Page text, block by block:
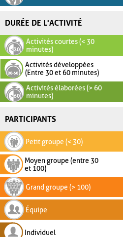
DURÉE DE L'ACTIVITÉ
Activités courtes (< 30
minutes)
Activités développées
(Entre 30 et 60 minutes)
Activités élaborées (> 60
minutes)
PARTICIPANTS
Petit groupe (< 30)
Moyen groupe (entre 30
et 100)
Grand groupe (> 100)
Équipe
Individuel